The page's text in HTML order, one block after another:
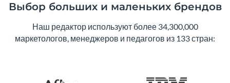
Выбор больших и маленьких брендов
Наш редактор используют более 34,300,000
маркетологов, менеджеров и педагогов из 133 стран: